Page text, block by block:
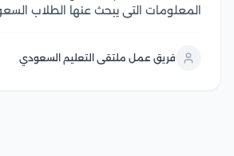
المعلومات التي يبحث عنها الطلاب
وفق متطلبات مناسبة للدارسين في هذا
فريق عمل ملتقى التعليم السعودي